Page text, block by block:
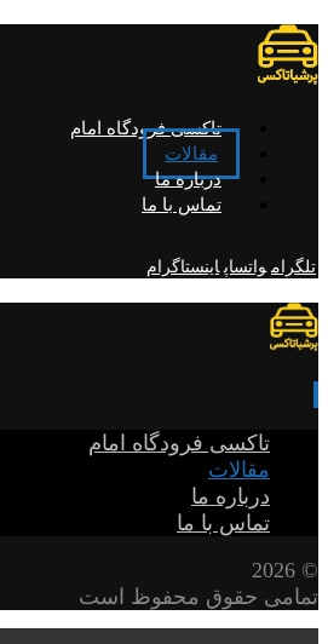
تاکسی فرودگاه امام
مقالات
درباره ما
تماس با ما
تلگرام واتساپ اینستاگرام
تاکسی فرودگاه امام
مقالات
درباره ما
تماس با ما
© 2026
تمامی حقوق محفوظ است